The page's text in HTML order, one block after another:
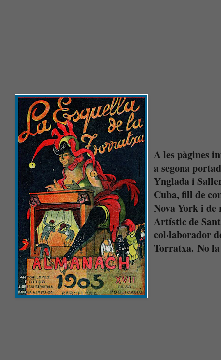
A les pàgines
a segona
Ynglada i
Cuba, fill de
Nova York i de
Artístic de
col·laborador
Torratxa. No